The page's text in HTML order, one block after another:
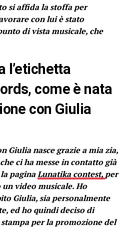
si affida la stoffa per
con lui è stato
di vista musicale, che
l’etichetta
come è nata
con Giulia
Giulia nasce grazie a mia zia,
ci ha messe in contatto già
paginaLunatika contest, per
video musicale. Ho
Giulia, sia personalmente
ed ho quindi deciso di
per la promozione del